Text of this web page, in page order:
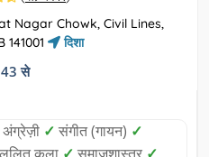
Nagar Chowk, Civil Lines,
141001
दिशा
से
अंग्रेज़ी ✓ संगीत (गायन) ✓